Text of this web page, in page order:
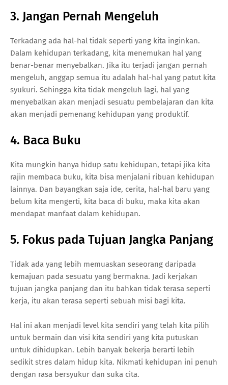
3. Jangan Pernah Mengeluh
Terkadang ada hal-hal tidak seperti yang kita inginkan.
Dalam kehidupan terkadang, kita menemukan hal yang
benar-benar menyebalkan. Jika itu terjadi jangan pernah
mengeluh, anggap semua itu adalah hal-hal yang patut kita
syukuri. Sehingga kita tidak mengeluh lagi, hal yang
menyebalkan akan menjadi sesuatu pembelajaran dan kita
akan menjadi pemenang kehidupan yang produktif.
4. Baca Buku
Kita mungkin hanya hidup satu kehidupan, tetapi jika kita
rajin membaca buku, kita bisa menjalani ribuan kehidupan
lainnya. Dan bayangkan saja ide, cerita, hal-hal baru yang
belum kita mengerti, kita baca di buku, maka kita akan
mendapat manfaat dalam kehidupan.
5. Fokus pada Tujuan Jangka Panjang
Tidak ada yang lebih memuaskan seseorang daripada
kemajuan pada sesuatu yang bermakna. Jadi kerjakan
tujuan jangka panjang dan itu bahkan tidak terasa seperti
kerja, itu akan terasa seperti sebuah misi bagi kita.
Hal ini akan menjadi level kita sendiri yang telah kita pilih
untuk bermain dan visi kita sendiri yang kita putuskan
untuk dihidupkan. Lebih banyak bekerja berarti lebih
sedikit stres dalam hidup kita. Nikmati kehidupan ini penuh
dengan rasa bersyukur dan suka cita.